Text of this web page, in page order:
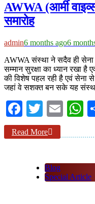
AWWA (आर्मी
समारोह
admin6 months ago6
AWWA संस्था ने सदैव ही
सम्मान सुरक्षा का ध्यान रखा है
की विशेष पहल रही है एवं सेना
जहां वे सशक्त बन सके यह
Facebook
Twitter
Read More
Blog
Special Article